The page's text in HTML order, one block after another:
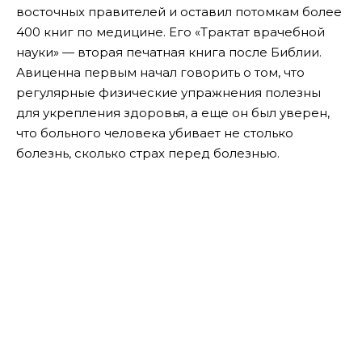
восточных правителей и оставил потомкам более
400 книг по медицине. Его «Трактат врачебной
науки» — вторая печатная книга после Библии.
Авиценна первым начал говорить о том, что
регулярные физические упражнения полезны
для укрепления здоровья, а еще он был уверен,
что больного человека убивает не столько
болезнь, сколько страх перед болезнью.